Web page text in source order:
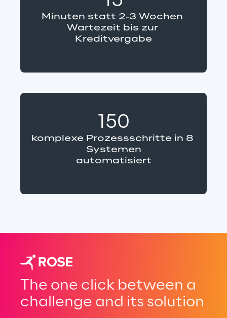
Minuten statt 2-3 Wochen
Wartezeit bis zur
Kreditvergabe
150
komplexe Prozessschritte in 8
Systemen
automatisiert
The one click between a
challenge and its solution